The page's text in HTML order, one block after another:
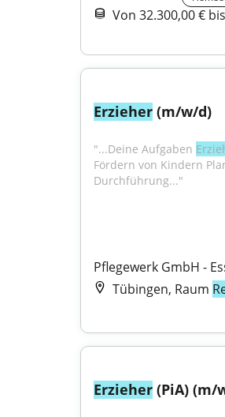
Von 32.300,00 €
Erzieher (m/w/d)
"...Deine Aufgaben
Fördern von Kindern
Durchführung..."
Pflegewerk GmbH -
Tübingen, Raum
Erzieher (PiA) (m/